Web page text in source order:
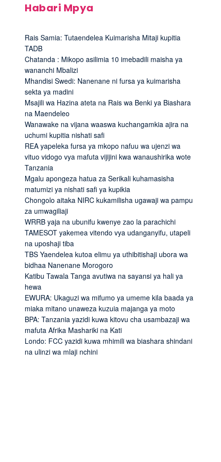
Habari Mpya
Rais Samia: Tutaendelea Kuimarisha Mitaji kupitia
TADB
Chatanda : Mikopo asilimia 10 imebadili maisha ya
wananchi Mbalizi
Mhandisi Swedi: Nanenane ni fursa ya kuimarisha
sekta ya madini
Msajili wa Hazina ateta na Rais wa Benki ya Biashara
na Maendeleo
Wanawake na vijana waaswa kuchangamkia ajira na
uchumi kupitia nishati safi
REA yapeleka fursa ya mkopo nafuu wa ujenzi wa
vituo vidogo vya mafuta vijijini kwa wanaushirika wote
Tanzania
Mgalu apongeza hatua za Serikali kuhamasisha
matumizi ya nishati safi ya kupikia
Chongolo aitaka NIRC kukamilisha ugawaji wa pampu
za umwagiliaji
WRRB yaja na ubunifu kwenye zao la parachichi
TAMESOT yakemea vitendo vya udanganyifu, utapeli
na uposhaji tiba
TBS Yaendelea kutoa elimu ya uthibitishaji ubora wa
bidhaa Nanenane Morogoro
Katibu Tawala Tanga avutiwa na sayansi ya hali ya
hewa
EWURA: Ukaguzi wa mifumo ya umeme kila baada ya
miaka mitano unaweza kuzuia majanga ya moto
BPA: Tanzania yazidi kuwa kitovu cha usambazaji wa
mafuta Afrika Mashariki na Kati
Londo: FCC yazidi kuwa mhimili wa biashara shindani
na ulinzi wa mlaji nchini